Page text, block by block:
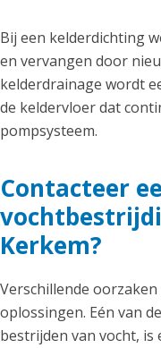
Bij een kelderdichting
en vervangen door
kelderdrainage wordt
de keldervloer dat
pompsysteem.
Contacteer
Kerkem?
Verschillende
oplossingen. Eén van
bestrijden van vocht, is